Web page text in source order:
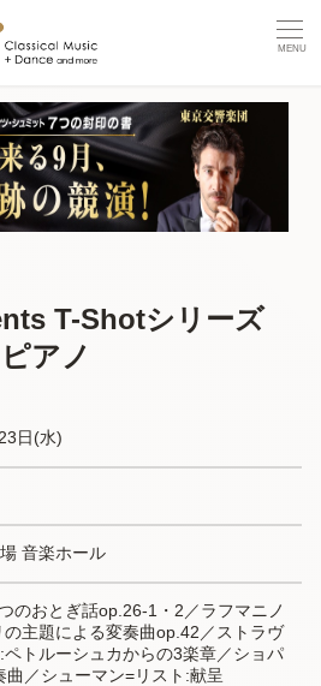
T-Shotシリーズ
アノ
日(水)
音楽ホール
のおとぎ話op.26-1・2／ラフマニノ
の主題による変奏曲op.42／ストラヴ
ペトルーシュカからの3楽章／ショパ
曲／シューマン=リスト:献呈